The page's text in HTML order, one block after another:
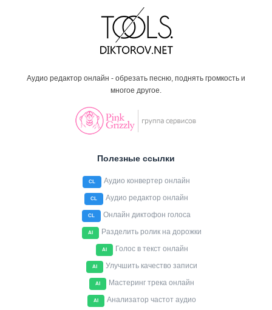
Аудио редактор онлайн - обрезать песню, поднять громкость и
многое другое.
Полезные ссылки
CL Аудио конвертер онлайн
CL Аудио редактор онлайн
CL Онлайн диктофон голоса
AI Разделить ролик на дорожки
AI Голос в текст онлайн
AI Улучшить качество записи
AI Мастеринг трека онлайн
AI Анализатор частот аудио